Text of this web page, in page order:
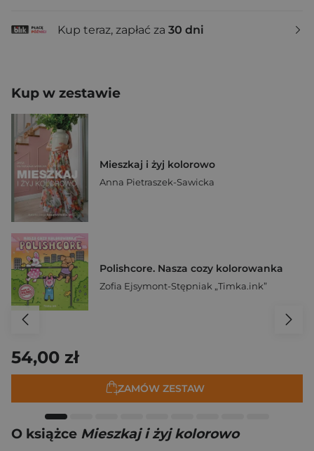
Kup teraz, zapłać za 30 dni
Kup w zestawie
Mieszkaj i żyj kolorowo
Anna Pietraszek-Sawicka
Polishcore. Nasza cozy kolorowanka
Zofia Ejsymont-Stępniak „Timka.ink”
54,00 zł
ZAMÓW ZESTAW
O książce Mieszkaj i żyj kolorowo